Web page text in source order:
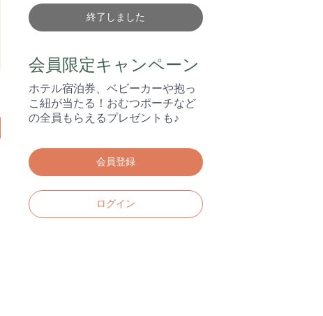
終了しました
会員限定キャンペーン
ホテル宿泊券、ベビーカーや抱っ
こ紐が当たる！おむつポーチなど
の全員もらえるプレゼントも♪
会員登録
ログイン